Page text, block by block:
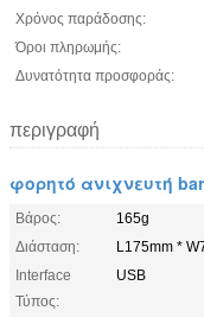
Χρόνος παράδοσης:
Όροι πληρωμής:
Δυνατότητα προσφοράς:
περιγραφή
φορητό ανιχνευτή
Βάρος:
165g
Διάσταση:
L175mm *
Interface
Τύπος:
USB